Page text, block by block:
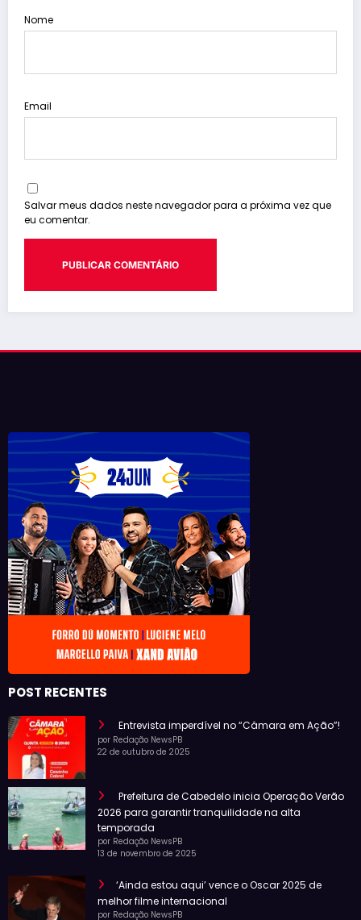
Nome
Email
Salvar meus dados neste navegador para a próxima vez que
eu comentar.
POST RECENTES
Entrevista imperdível no “Câmara em Ação”!
por Redação NewsPB
22 de outubro de 2025
Prefeitura de Cabedelo inicia Operação Verão
2026 para garantir tranquilidade na alta
temporada
por Redação NewsPB
13 de novembro de 2025
‘Ainda estou aqui’ vence o Oscar 2025 de
melhor filme internacional
por Redação NewsPB